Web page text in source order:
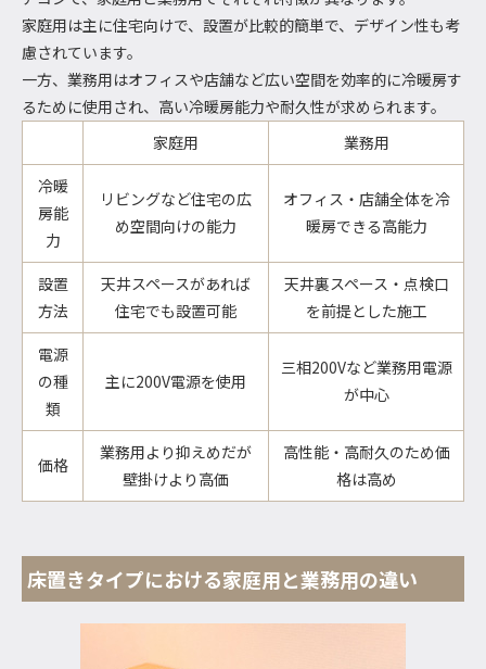
家庭用は主に住宅向けで、設置が比較的簡単で、デザイン性も考
慮されています。
一方、業務用はオフィスや店舗など広い空間を効率的に冷暖房す
るために使用され、高い冷暖房能力や耐久性が求められます。
家庭用
業務用
冷暖
房能
力
リビングなど住宅の広
め空間向けの能力
オフィス・店舗全体を冷
暖房できる高能力
設置
方法
天井スペースがあれば
住宅でも設置可能
天井裏スペース・点検口
を前提とした施工
電源
の種
類
主に200V電源を使用
三相200Vなど業務用電源
が中心
価格
業務用より抑えめだが
壁掛けより高価
高性能・高耐久のため価
格は高め
床置きタイプにおける家庭用と業務用の違い